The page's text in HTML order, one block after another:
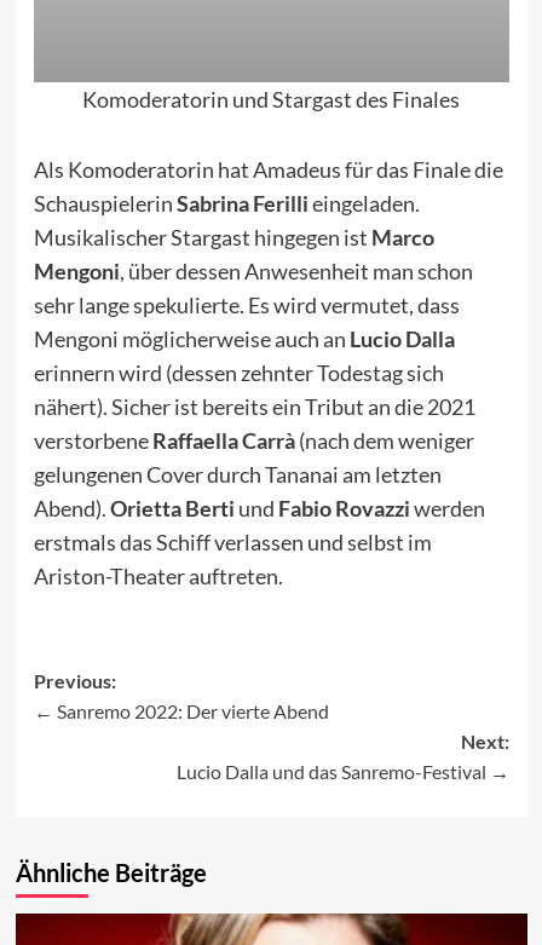
Komoderatorin und Stargast des Finales
Als Komoderatorin hat Amadeus für das Finale die
SchauspielerinSabrina Ferillieingeladen.
Musikalischer Stargast hingegen ist Marco
Mengoni, über dessen Anwesenheit man schon
sehr lange spekulierte. Es wird vermutet, dass
Mengoni möglicherweise auch an Lucio Dalla
erinnern wird (dessen zehnter Todestag sich
nähert). Sicher ist bereits ein Tribut an die 2021
verstorbeneRaffaella Carrà(nach dem weniger
gelungenen Cover durch Tananai am letzten
Abend).Orietta Berti und Fabio Rovazziwerden
erstmals das Schiff verlassen und selbst im
Ariston-Theater auftreten.
Post
navigation
Previous:
Sanremo 2022: Der vierte Abend
Next:
Lucio Dalla und das Sanremo-Festival
Ähnliche Beiträge